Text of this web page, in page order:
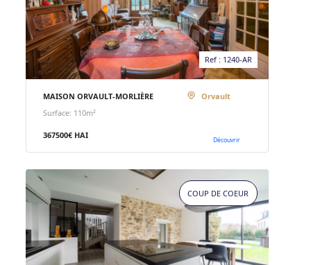
Ref : 1240-AR
MAISON ORVAULT-MORLIÈRE
Orvault
Surface: 110m²
367500€ HAI Découvrir
COUP DE COEUR